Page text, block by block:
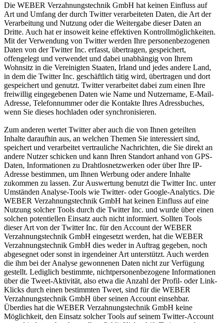
Die WEBER Verzahnungstechnik GmbH hat keinen Einfluss auf
Art und Umfang der durch Twitter verarbeiteten Daten, die Art der
Verarbeitung und Nutzung oder die Weitergabe dieser Daten an
Dritte. Auch hat er insoweit keine effektiven Kontrollmöglichkeiten.
Mit der Verwendung von Twitter werden Ihre personenbezogenen
Daten von der Twitter Inc. erfasst, übertragen, gespeichert,
offengelegt und verwendet und dabei unabhängig von Ihrem
Wohnsitz in die Vereinigten Staaten, Irland und jedes andere Land,
in dem die Twitter Inc. geschäftlich tätig wird, übertragen und dort
gespeichert und genutzt. Twitter verarbeitet dabei zum einen Ihre
freiwillig eingegebenen Daten wie Name und Nutzername, E-Mail-
Adresse, Telefonnummer oder die Kontakte Ihres Adressbuches,
wenn Sie dieses hochladen oder synchronisieren.
Zum anderen wertet Twitter aber auch die von Ihnen geteilten
Inhalte daraufhin aus, an welchen Themen Sie interessiert sind,
speichert und verarbeitet vertrauliche Nachrichten, die Sie direkt an
andere Nutzer schicken und kann Ihren Standort anhand von GPS-
Daten, Informationen zu Drahtlosnetzwerken oder über Ihre IP-
Adresse bestimmen, um Ihnen Werbung oder andere Inhalte
zukommen zu lassen. Zur Auswertung benutzt die Twitter Inc. unter
Umständen Analyse-Tools wie Twitter- oder Google-Analytics. Die
WEBER Verzahnungstechnik GmbH hat keinen Einfluss auf eine
Nutzung solcher Tools durch die Twitter Inc. und wurde über einen
solchen potentiellen Einsatz auch nicht informiert. Sollten Tools
dieser Art von der Twitter Inc. für den Account der WEBER
Verzahnungstechnik GmbH eingesetzt werden, hat die WEBER
Verzahnungstechnik GmbH dies weder in Auftrag gegeben, noch
abgesegnet oder sonst in irgendeiner Art unterstützt. Auch werden
die ihm bei der Analyse gewonnenen Daten nicht zur Verfügung
gestellt. Lediglich bestimmte, nichtpersonenbezogene Informationen
über die Tweet-Aktivität, also etwa die Anzahl der Profil- oder Link-
Klicks durch einen bestimmten Tweet, sind für die WEBER
Verzahnungstechnik GmbH über seinen Account einsehbar.
Überdies hat die WEBER Verzahnungstechnik GmbH keine
Möglichkeit, den Einsatz solcher Tools auf seinem Twitter-Account